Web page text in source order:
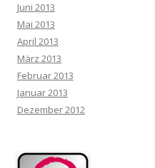
Juni 2013
Mai 2013
April 2013
März 2013
Februar 2013
Januar 2013
Dezember 2012